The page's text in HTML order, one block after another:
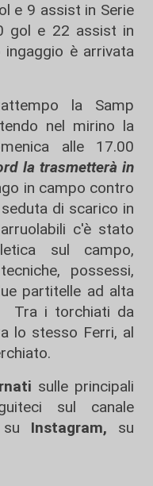
e 9 assist in Serie
gol e 22 assist in
ingaggio è arrivata
la Samp
nel mirino la
alle 17.00
la trasmetterà in
in campo contro
di scarico in
c'è stato
sul campo,
possessi,
partitelle ad alta
Tra i torchiati da
lo stesso Ferri, al
sulle principali
sul canale
su Instagram, su